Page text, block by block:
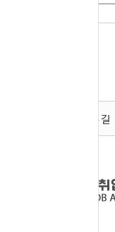
찾아오시는 길